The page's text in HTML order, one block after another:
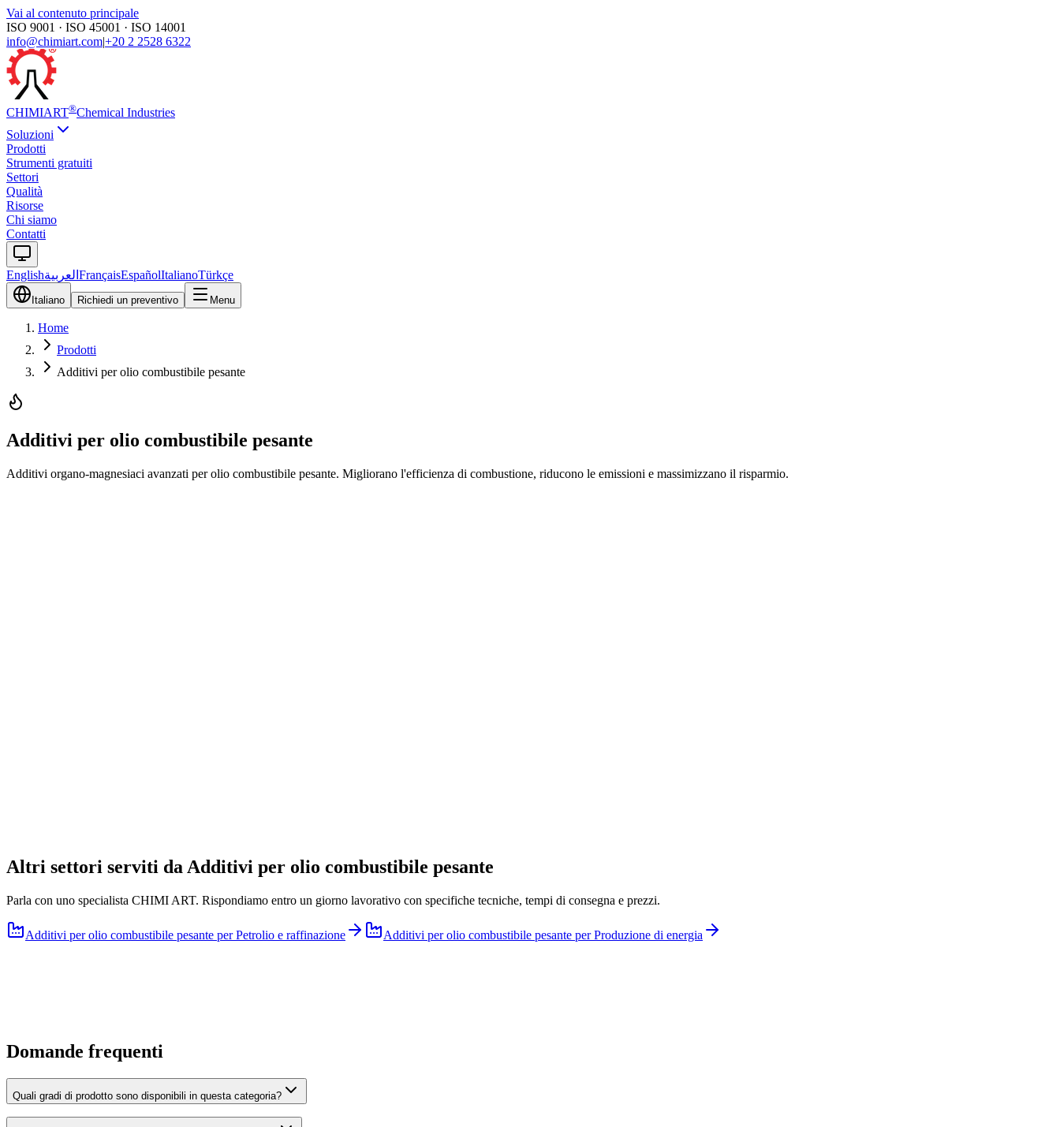
Vai al contenuto principale
ISO 9001 · ISO 45001 · ISO 14001
info@chimiart.com|+20 2 2528 6322
CHIMIART®Chemical Industries
Soluzioni
Prodotti
Strumenti gratuiti
Settori
Qualità
Risorse
Chi siamo
Contatti
Englishالعربية FrançaisEspañolItalianoTürkçe
Italiano Richiedi un preventivo Menu
Home
Prodotti
Additivi per olio combustibile pesante
Additivi per olio combustibile pesante
Additivi organo-magnesiaci avanzati per olio combustibile pesante. Migliorano l'efficienza di combustione, riducono le emissioni e massimizzano il risparmio.
Altri settori serviti da Additivi per olio combustibile pesante
Parla con uno specialista CHIMI ART. Rispondiamo entro un giorno lavorativo con specifiche tecniche, tempi di consegna e prezzi.
Additivi per olio combustibile pesante per Petrolio e raffinazione Additivi per olio combustibile pesante per Produzione di energia
Domande frequenti
Quali gradi di prodotto sono disponibili in questa categoria?